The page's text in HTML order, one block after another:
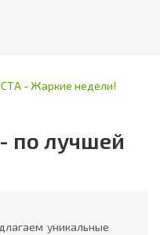
по лучшей
уникальные